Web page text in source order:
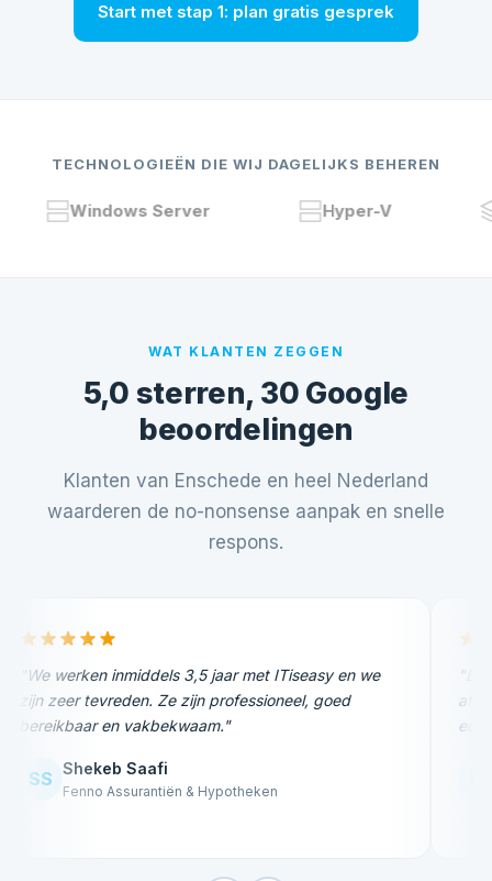
Start met stap 1: plan gratis gesprek
TECHNOLOGIEËN DIE WIJ DAGELIJKS BEHEREN
Windows Server Hyper-V
WAT KLANTEN ZEGGEN
5,0 sterren, 30 Google
beoordelingen
Klanten van Enschede en heel Nederland
waarderen de no-nonsense aanpak en snelle
respons.
"We werken inmiddels 3,5 jaar met ITiseasy en we
zijn zeer tevreden. Ze zijn professioneel, goed
bereikbaar en vakbekwaam."
SS Shekeb Saafi
Fenno Assurantiën & Hypotheken